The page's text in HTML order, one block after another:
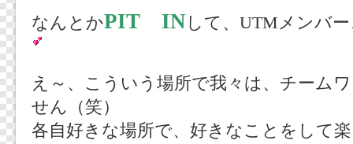
なんとかPIT INして、UTMメンバ
え～、こういう場所で我々は、チーム
せん（笑）
各自好きな場所で、好きなことをして